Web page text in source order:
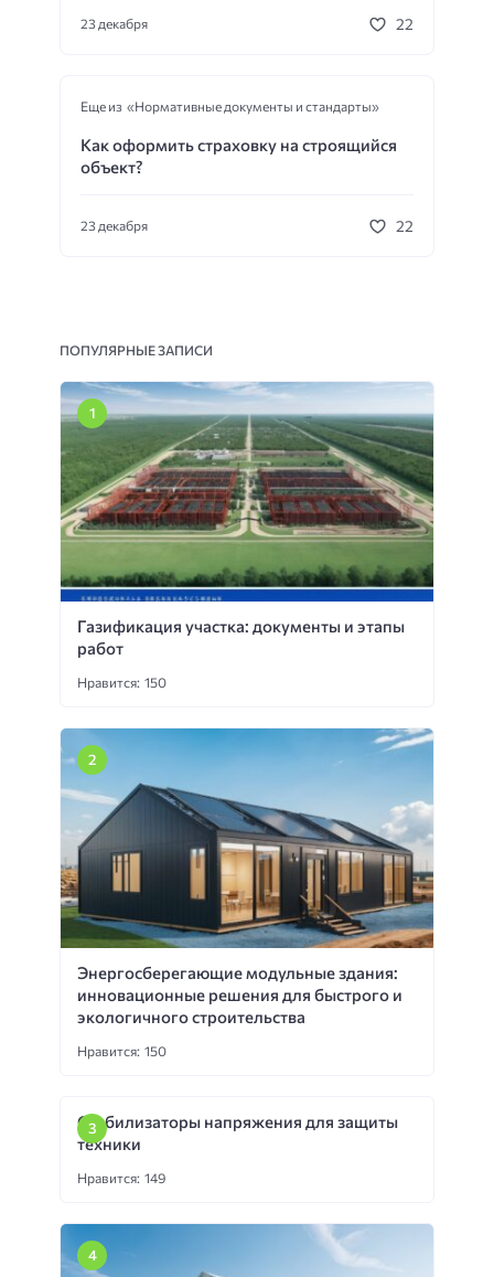
23 декабря 22
Еще из «Нормативные документы и стандарты»
Как оформить страховку на строящийся
объект?
23 декабря 22
ПОПУЛЯРНЫЕ ЗАПИСИ
Газификация участка: документы и этапы
работ
Нравится: 150
Энергосберегающие модульные здания:
инновационные решения для быстрого и
экологичного строительства
Нравится: 150
Стабилизаторы напряжения для защиты
техники
Нравится: 149